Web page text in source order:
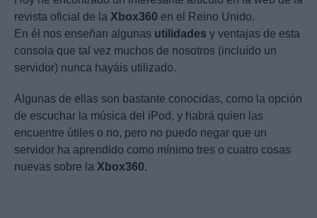
revista oficial de la Xbox360 en el Reino Unido.
En él nos enseñan algunas utilidades y ventajas de esta
consola que tal vez muchos de nosotros (incluído un
servidor) nunca hayáis utilizado.
Algunas de ellas son bastante conocidas, como la opción
de escuchar la música del iPod, y habrá quien las
encuentre útiles o no, pero no puedo negar que un
servidor ha aprendido como mínimo tres o cuatro cosas
nuevas sobre la Xbox360.